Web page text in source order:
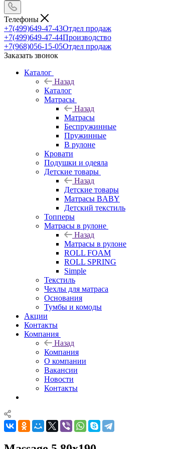
Телефоны
+7(499)649-47-43Отдел продаж
+7(499)649-47-44Производство
+7(968)056-15-05Отдел продаж
Заказать звонок
Каталог
Назад
Каталог
Матрасы
Назад
Матрасы
Беспружинные
Пружинные
В рулоне
Кровати
Подушки и одеяла
Детские товары
Назад
Детские товары
Матрасы BABY
Детский текстиль
Топперы
Матрасы в рулоне
Назад
Матрасы в рулоне
ROLL FOAM
ROLL SPRING
Simple
Текстиль
Чехлы для матраса
Основания
Тумбы и комоды
Акции
Контакты
Компания
Назад
Компания
О компании
Вакансии
Новости
Контакты